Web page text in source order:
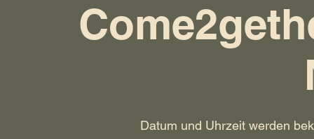
Datum und Uhrzeit werden